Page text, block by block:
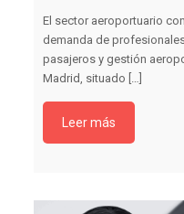
El sector aeroportuario
demanda de
pasajeros y gestión
Madrid, situado
Leer más